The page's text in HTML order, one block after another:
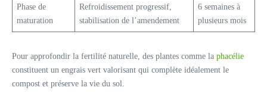
Phase de
maturation
Refroidissement progressif,
stabilisation de l’amendement
6 semaines à
plusieurs mois
Pour approfondir la fertilité naturelle, des plantes comme la phacélie
constituent un engrais vert valorisant qui complète idéalement le
compost et préserve la vie du sol.